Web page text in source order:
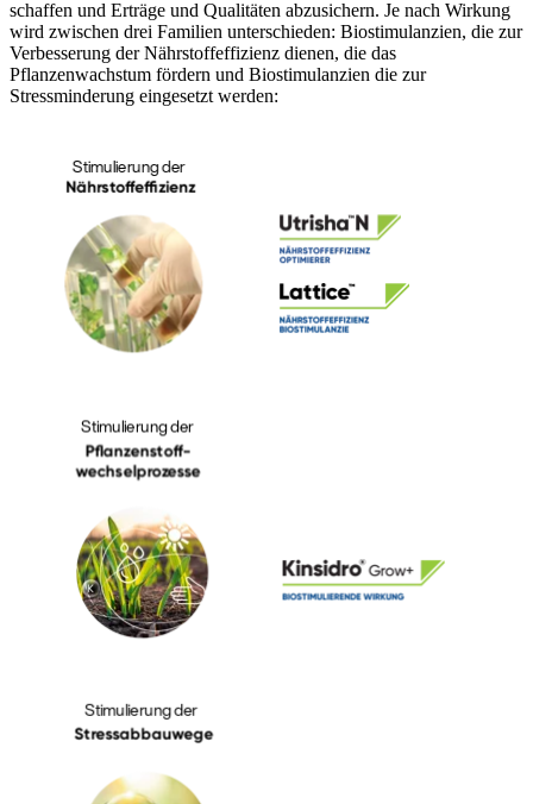
schaffen und Erträge und Qualitäten abzusichern. Je nach Wirkung
wird zwischen drei Familien unterschieden: Biostimulanzien, die zur
Verbesserung der Nährstoffeffizienz dienen, die das
Pflanzenwachstum fördern und Biostimulanzien die zur
Stressminderung eingesetzt werden: